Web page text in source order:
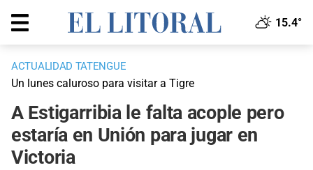
15.4°
ACTUALIDAD TATENGUE
Un lunes caluroso para visitar a Tigre
A Estigarribia le falta acople pero
estaría en Unión para jugar en
Victoria